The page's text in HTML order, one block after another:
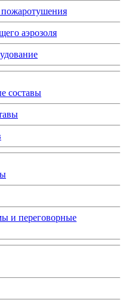
аэрозоля
составы
и переговорные